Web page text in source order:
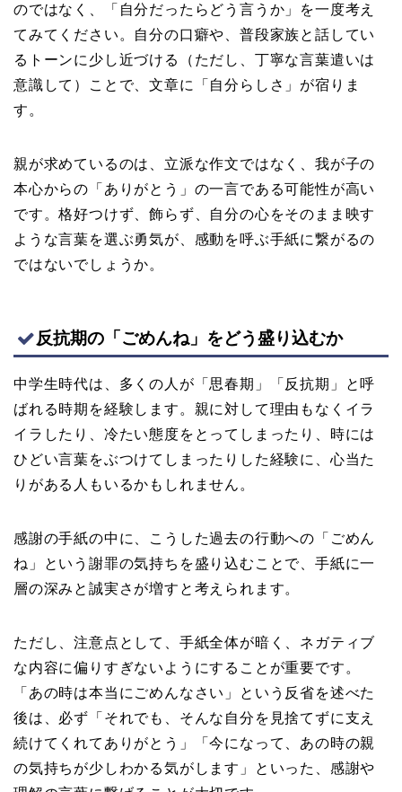
のではなく、「自分だったらどう言うか」を一度考え
てみてください。自分の口癖や、普段家族と話してい
るトーンに少し近づける（ただし、丁寧な言葉遣いは
意識して）ことで、文章に「自分らしさ」が宿りま
す。
親が求めているのは、立派な作文ではなく、我が子の
本心からの「ありがとう」の一言である可能性が高い
です。格好つけず、飾らず、自分の心をそのまま映す
ような言葉を選ぶ勇気が、感動を呼ぶ手紙に繋がるの
ではないでしょうか。
反抗期の「ごめんね」をどう盛り込むか
中学生時代は、多くの人が「思春期」「反抗期」と呼
ばれる時期を経験します。親に対して理由もなくイラ
イラしたり、冷たい態度をとってしまったり、時には
ひどい言葉をぶつけてしまったりした経験に、心当た
りがある人もいるかもしれません。
感謝の手紙の中に、こうした過去の行動への「ごめん
ね」という謝罪の気持ちを盛り込むことで、手紙に一
層の深みと誠実さが増すと考えられます。
ただし、注意点として、手紙全体が暗く、ネガティブ
な内容に偏りすぎないようにすることが重要です。
「あの時は本当にごめんなさい」という反省を述べた
後は、必ず「それでも、そんな自分を見捨てずに支え
続けてくれてありがとう」「今になって、あの時の親
の気持ちが少しわかる気がします」といった、感謝や